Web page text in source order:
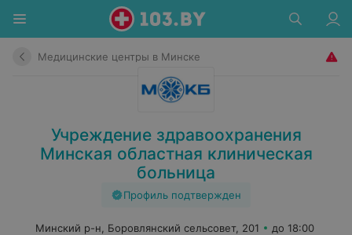
Медицинские центры в Минске
Учреждение здравоохранения
Минская областная клиническая
больница
Профиль подтвержден
Минский р-н, Боровлянский сельсовет, 201
до 18:00